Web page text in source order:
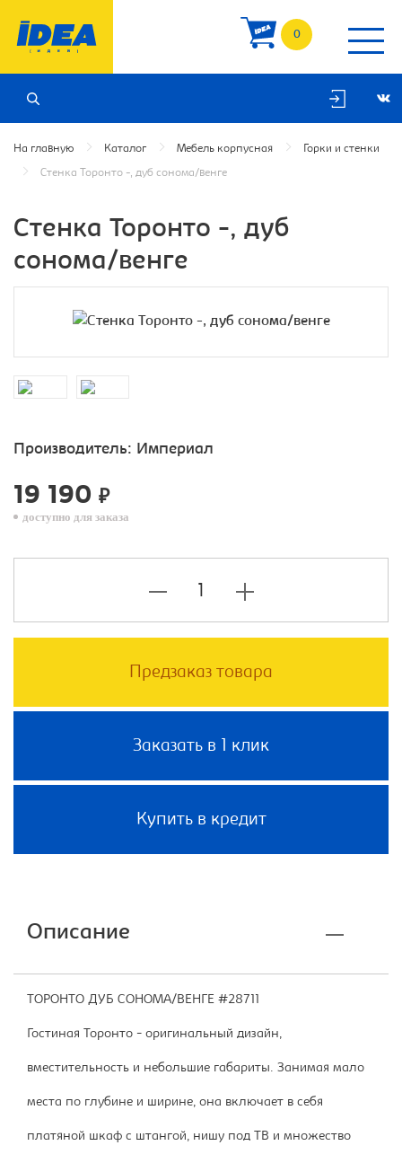
0
На главную Каталог Мебель корпусная Горки и стенки
Стенка Торонто -, дуб сонома/венге
Стенка Торонто -, дуб
сонома/венге
Производитель: Империал
19 190 ₽
доступно для заказа
Предзаказ товара
Заказать в 1 клик
Купить в кредит
Описание
ТОРОНТО ДУБ СОНОМА/ВЕНГЕ #28711
Гостиная Торонто - оригинальный дизайн,
вместительность и небольшие габариты. Занимая мало
места по глубине и ширине, она включает в себя
платяной шкаф с штангой, нишу под ТВ и множество